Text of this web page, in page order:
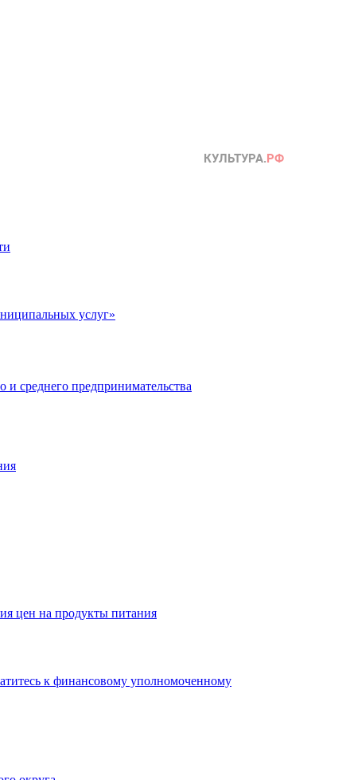
услуг»
среднего предпринимательства
цен на продукты питания
к финансовому уполномоченному